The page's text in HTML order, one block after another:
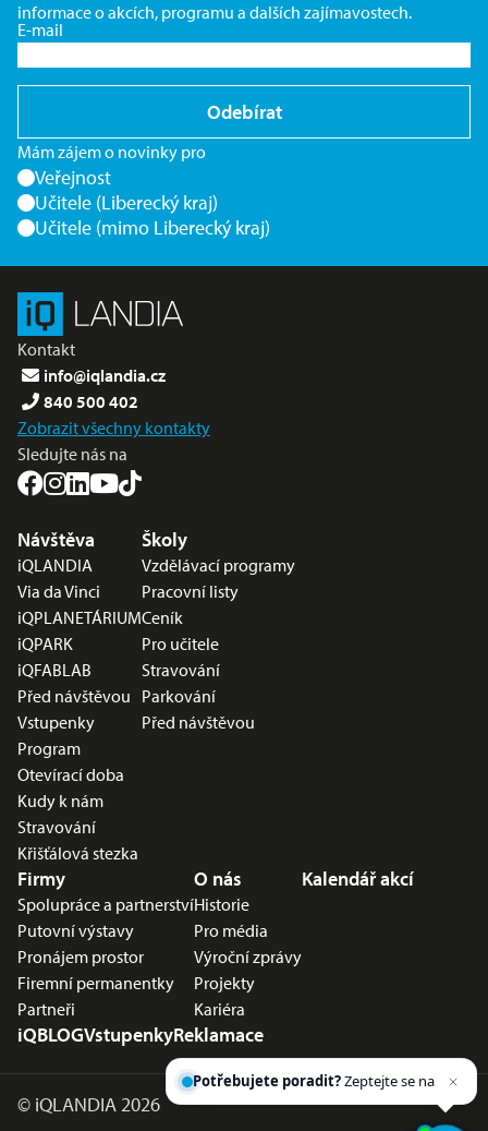
informace o akcích, programu a dalších zajímavostech.
E-mail
Odebírat
Mám zájem o novinky pro
Veřejnost
Učitele (Liberecký kraj)
Učitele (mimo Liberecký kraj)
Kontakt
info@iqlandia.cz
840 500 402
Zobrazit všechny kontakty
Sledujte nás na
Nabídka v zápatí
Návštěva
iQLANDIA
Via da Vinci
iQPLANETÁRIUM
iQPARK
iQFABLAB
Před návštěvou
Vstupenky
Program
Otevírací doba
Kudy k nám
Stravování
Křišťálová stezka
Školy
Vzdělávací programy
Pracovní listy
Ceník
Pro učitele
Stravování
Parkování
Před návštěvou
Firmy
Spolupráce a partnerství
Putovní výstavy
Pronájem prostor
Firemní permanentky
Partneři
O nás
Historie
Pro média
Výroční zprávy
Projekty
Kariéra
Kalendář akcí
iQBLOGVstupenkyReklamace
© iQLANDIA 2026
Potřebujete poradit?Zeptejte se našeho
asistentaC